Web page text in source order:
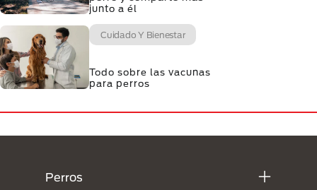
junto a él
Cuidado Y Bienestar
Todo sobre las vacunas
para perros
Perros